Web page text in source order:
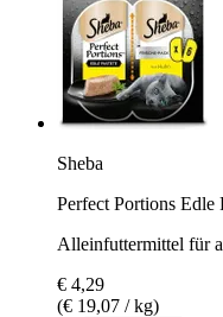
Sheba
Perfect Portions Edle
Alleinfuttermittel für
€ 4,29
(€ 19,07 / kg)